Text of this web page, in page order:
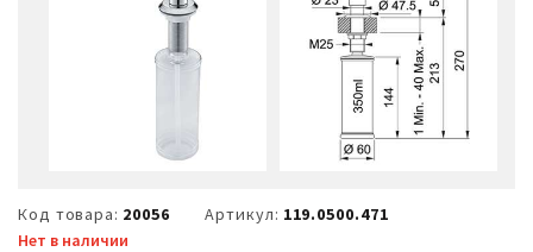
Код товара: 20056 Артикул: 119.0500.471
Нет в наличии